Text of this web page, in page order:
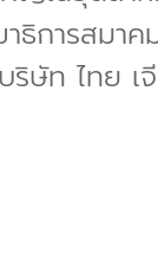
ธิการสมา
ษัท ไทย